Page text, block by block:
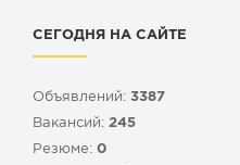
СЕГОДНЯ НА САЙТЕ
Объявлений: 3387
Вакансий: 245
Резюме: 0